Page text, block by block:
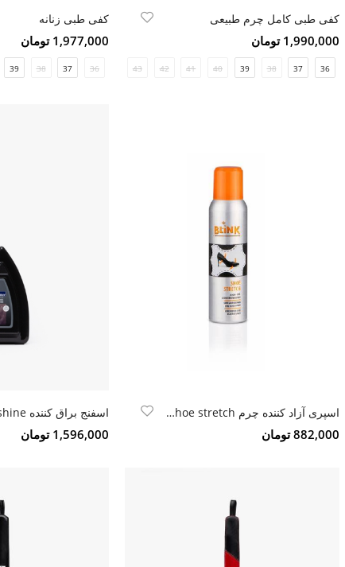
کفی طبی کامل چرم طبیعی
1,990,000 تومان
36
37
38
39
40
41
42
43
کفی طبی زنانه
1,977,000 تومان
36
37
38
39
اسپری آزاد کننده چرم Blink shoe stretch
882,000 تومان
اسفنج براق کننده woly shoe shine
1,596,000 تومان